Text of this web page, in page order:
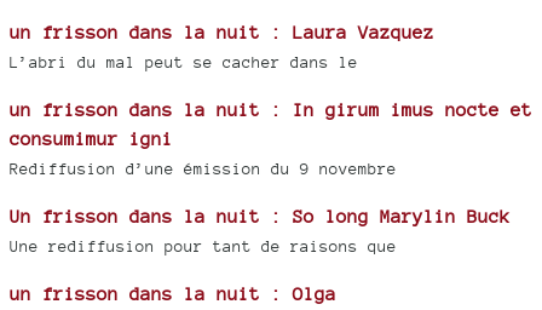
un frisson dans la nuit : Laura Vazquez
L’abri du mal peut se cacher dans le
un frisson dans la nuit : In girum imus nocte et
consumimur igni
Rediffusion d’une émission du 9 novembre
Un frisson dans la nuit : So long Marylin Buck
Une rediffusion pour tant de raisons que
un frisson dans la nuit : Olga